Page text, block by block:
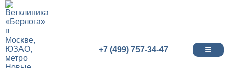
+7 (499) 757-34-47 ☰